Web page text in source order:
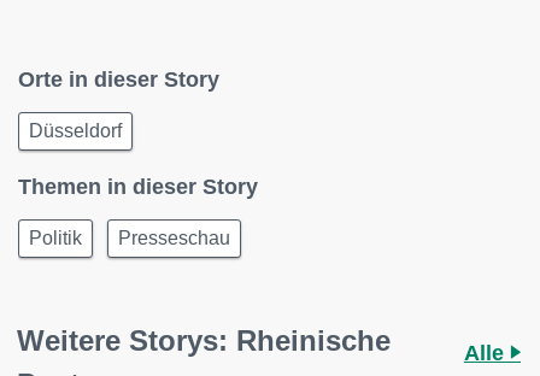
Orte in dieser Story
Düsseldorf
Themen in dieser Story
Politik Presseschau
Weitere Storys: Rheinische
Alle